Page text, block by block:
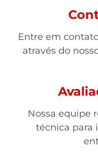
Entre em
através do
Nossa equipe
técnica para